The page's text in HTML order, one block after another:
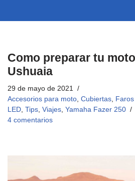
Como preparar tu
Ushuaia
29 de mayo de 2021
Accesorios para moto, Cubiertas,
LED, Tips, Viajes, Yamaha Fazer 250
4 comentarios